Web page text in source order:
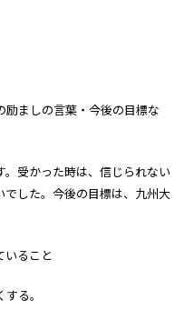
励ましの言葉・今後の目標な
受かった時は、信じられない
した。今後の目標は、九州大
いること
る。